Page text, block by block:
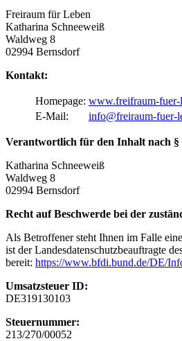
Freiraum für Leben
Katharina Schneeweiß
Waldweg 8
02994 Bernsdorf
Kontakt:
Homepage: www.freifraum-
E-Mail:
info@freiraum-fuer-
Verantwortlich für den Inhalt nach §
Katharina Schneeweiß
Waldweg 8
02994 Bernsdorf
Recht auf Beschwerde bei der
Als Betroffener steht Ihnen im Falle
ist der Landesdatenschutzbeauftragte
bereit: https://www.bfdi.bund.de/DE/
Umsatzsteuer ID:
DE319130103
Steuernummer:
213/270/00052